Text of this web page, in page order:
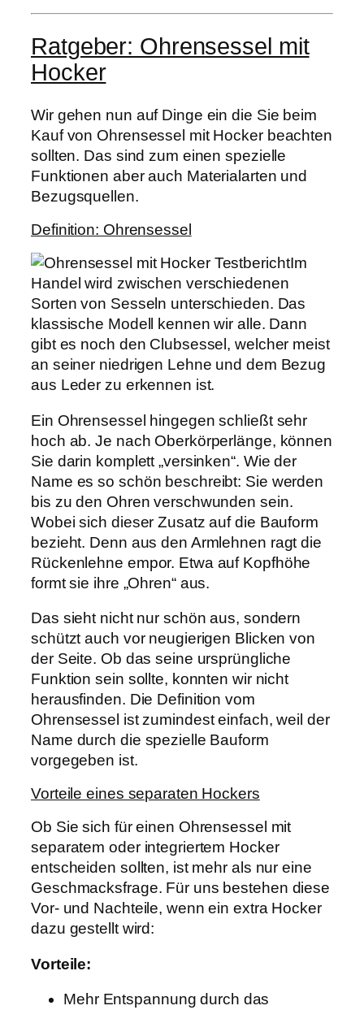
Ratgeber: Ohrensessel mit
Hocker
Wir gehen nun auf Dinge ein die Sie beim
Kauf von Ohrensessel mit Hocker beachten
sollten. Das sind zum einen spezielle
Funktionen aber auch Materialarten und
Bezugsquellen.
Definition: Ohrensessel
Im
Handel wird zwischen verschiedenen
Sorten von Sesseln unterschieden. Das
klassische Modell kennen wir alle. Dann
gibt es noch den Clubsessel, welcher meist
an seiner niedrigen Lehne und dem Bezug
aus Leder zu erkennen ist.
Ein Ohrensessel hingegen schließt sehr
hoch ab. Je nach Oberkörperlänge, können
Sie darin komplett „versinken“. Wie der
Name es so schön beschreibt: Sie werden
bis zu den Ohren verschwunden sein.
Wobei sich dieser Zusatz auf die Bauform
bezieht. Denn aus den Armlehnen ragt die
Rückenlehne empor. Etwa auf Kopfhöhe
formt sie ihre „Ohren“ aus.
Das sieht nicht nur schön aus, sondern
schützt auch vor neugierigen Blicken von
der Seite. Ob das seine ursprüngliche
Funktion sein sollte, konnten wir nicht
herausfinden. Die Definition vom
Ohrensessel ist zumindest einfach, weil der
Name durch die spezielle Bauform
vorgegeben ist.
Vorteile eines separaten Hockers
Ob Sie sich für einen Ohrensessel mit
separatem oder integriertem Hocker
entscheiden sollten, ist mehr als nur eine
Geschmacksfrage. Für uns bestehen diese
Vor- und Nachteile, wenn ein extra Hocker
dazu gestellt wird:
Vorteile:
Mehr Entspannung durch das